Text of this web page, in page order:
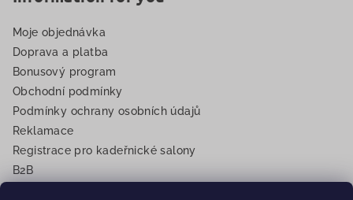
Moje objednávka
Doprava a platba
Bonusový program
Obchodní podmínky
Podmínky ochrany osobních údajů
Reklamace
Registrace pro kadeřnické salony
B2B